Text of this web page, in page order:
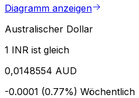
Diagramm anzeigen
Australischer Dollar
1 INR ist gleich
0,0148554 AUD
-0.0001 (0.77%) Wöchentlich